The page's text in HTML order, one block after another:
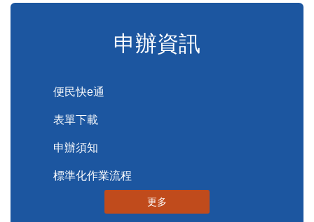
申辦資訊
便民快e通
表單下載
申辦須知
標準化作業流程
更多